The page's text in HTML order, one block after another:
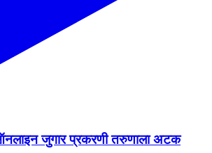
जुगार प्रकरणी तरुणाला अटक